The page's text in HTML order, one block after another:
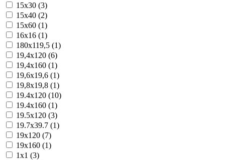
15x30 (3)
15x40 (2)
15x60 (1)
16x16 (1)
180x119,5 (1)
19,4x120 (6)
19,4x160 (1)
19,6x19,6 (1)
19,8x19,8 (1)
19.4x120 (10)
19.4x160 (1)
19.5x120 (3)
19.7x39.7 (1)
19x120 (7)
19x160 (1)
1x1 (3)